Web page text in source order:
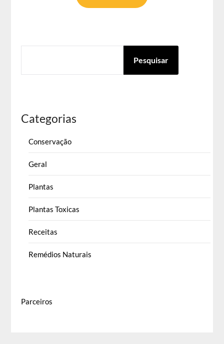
Pesquisar
Categorias
Conservação
Geral
Plantas
Plantas Toxicas
Receitas
Remédios Naturais
Parceiros